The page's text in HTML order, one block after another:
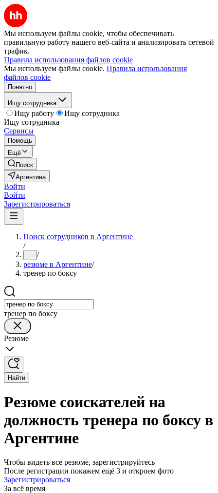
Мы используем файлы cookie, чтобы обеспечивать
правильную работу нашего веб-сайта и анализировать сетевой
трафик.
Правила использования файлов cookie
Мы используем файлы cookie. Правила использования
файлов cookie
Понятно
Ищу сотрудника
Ищу работу
Ищу сотрудника
Ищу сотрудника
Сервисы
Помощь
Ещё
Поиск
Аргентина
Войти
Войти
Зарегистрироваться
Поиск сотрудников в Аргентине
/
... /
резюме в Аргентине/
тренер по боксу
тренер по боксу
Резюме
Найти
Резюме соискателей на
должность тренера по боксу в
Аргентине
Чтобы видеть все резюме, зарегистрируйтесь
После регистрации покажем ещё 3 и откроем фото
Зарегистрироваться
За всё время